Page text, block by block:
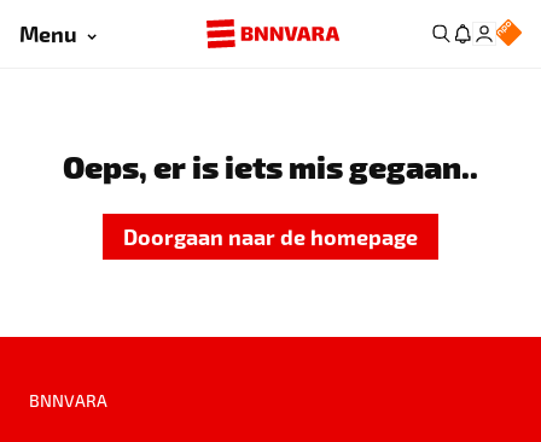
Menu
Oeps, er is iets mis gegaan..
Doorgaan naar de homepage
BNNVARA